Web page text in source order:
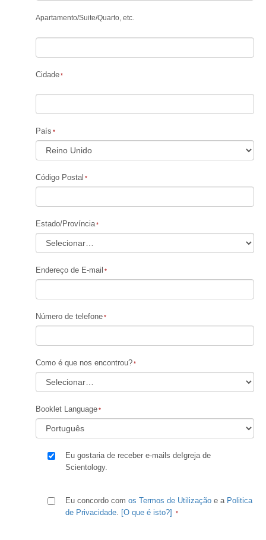
Apartamento/Suite/Quarto, etc.
Cidade
País
Código Postal
Estado/Província
Endereço de E-mail
Número de telefone
Como é que nos encontrou?
Booklet Language
Eu gostaria de receber e-mails deIgreja de
Scientology.
Eu concordo com os Termos de Utilização e a Politica
de Privacidade. [O que é isto?]